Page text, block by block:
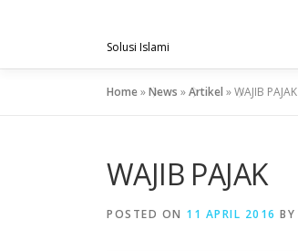
Solusi Islami
Home»News »Artikel »WAJIB PAJAK
WAJIB PAJAK
POSTED ON 11 APRIL 2016 BY